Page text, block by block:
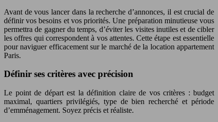
Avant de vous lancer dans la recherche d’annonces, il est crucial de
définir vos besoins et vos priorités. Une préparation minutieuse vous
permettra de gagner du temps, d’éviter les visites inutiles et de cibler
les offres qui correspondent à vos attentes. Cette étape est essentielle
pour naviguer efficacement sur le marché de la location appartement
Paris.
Définir ses critères avec précision
Le point de départ est la définition claire de vos critères : budget
maximal, quartiers privilégiés, type de bien recherché et période
d’emménagement. Soyez précis et réaliste.